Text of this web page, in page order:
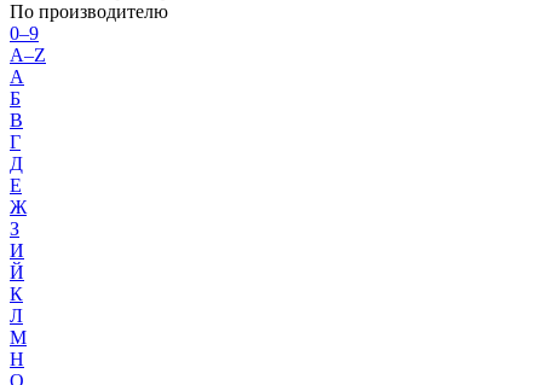
По производителю
0–9
A–Z
А
Б
В
Г
Д
Е
Ж
З
И
Й
К
Л
М
Н